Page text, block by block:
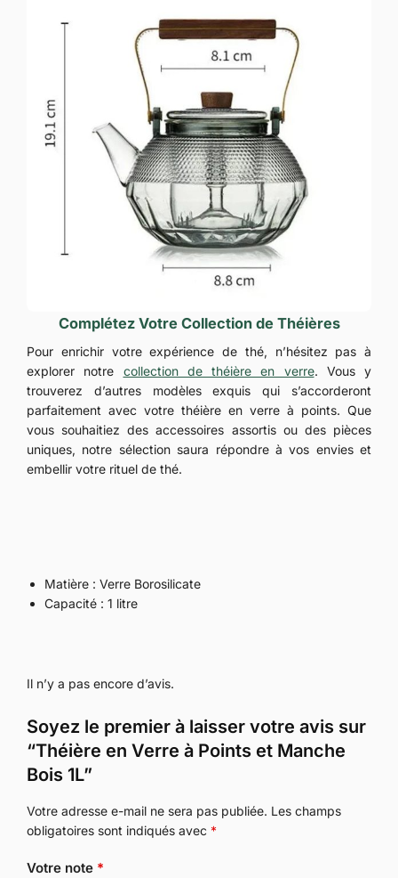
Complétez Votre Collection de Théières
Pour enrichir votre expérience de thé, n’hésitez pas à
explorer notre collection de théière en verre. Vous y
trouverez d’autres modèles exquis qui s’accorderont
parfaitement avec votre théière en verre à points. Que
vous souhaitiez des accessoires assortis ou des pièces
uniques, notre sélection saura répondre à vos envies et
embellir votre rituel de thé.
Matière : Verre Borosilicate
Capacité : 1 litre
Il n’y a pas encore d’avis.
Soyez le premier à laisser votre avis sur
“Théière en Verre à Points et Manche
Bois 1L”
Votre adresse e-mail ne sera pas publiée. Les champs
obligatoires sont indiqués avec *
Votre note *